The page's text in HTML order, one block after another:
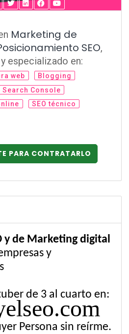
Marketing de
SEO,
y especializado en:
web
Blogging
Search Console
SEO técnico
PARA CONTRATARLO
y de Marketing digital
y
de 3 al cuarto en:
Persona sin reírme.